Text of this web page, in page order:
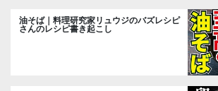
油そば｜料理研究家リュウジのバズレシピ
さんのレシピ書き起こし